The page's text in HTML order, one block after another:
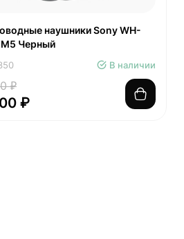
наушники Sony WH-
Черный
В наличии
₽
₽